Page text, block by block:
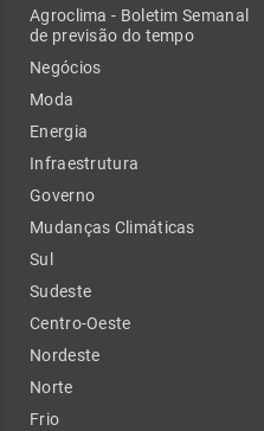
Agroclima - Boletim Semanal
de previsão do tempo
Negócios
Moda
Energia
Infraestrutura
Governo
Mudanças Climáticas
Sul
Sudeste
Centro-Oeste
Nordeste
Norte
Frio